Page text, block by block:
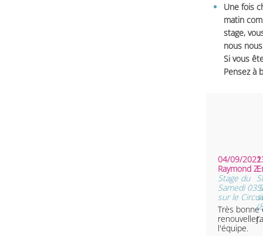
Une fois
matin
stage,
nous
Si vous
Pensez à
04/09/2022
Raymond
Stage du
Samedi 03
sur le
Très bonne
l'équipe.